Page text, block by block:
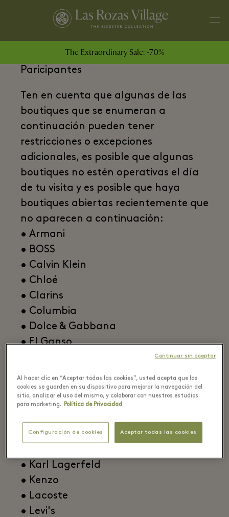
The Extraordinary Sale: -70%
“Ofertas Exclusivas” Marcas
Paricipantes
Ten en cuenta que algunas de las
boutiques que se enumeran a
continuación pueden tener
restricciones o excepciones
adicionales, es posible que algunas
boutiques no estén operativas el día
de tu visita y es posible que haya
boutiques abiertas recientemente que
no aparecen a continuación:
• Armani
• BOSS
• Calvin Klein
• Chloé
• Clarins
• Columbia
• Dolce & Gabbana
• El Ganso
• Etro
• Ferragamo
• Furla
• Guess
• Herno
• Karl Lagerfeld
• Kenzo
• Lacoste
• Levi's
Al hacer clic en “Aceptar todas las cookies”, usted acepta que las
cookies se guarden en su dispositivo para mejorar la navegación del
sitio, analizar el uso del mismo, y colaborar con nuestros estudios
para marketing. Política de Privacidad
Configuración de cookies Aceptar todas las cookies
Continuar sin aceptar